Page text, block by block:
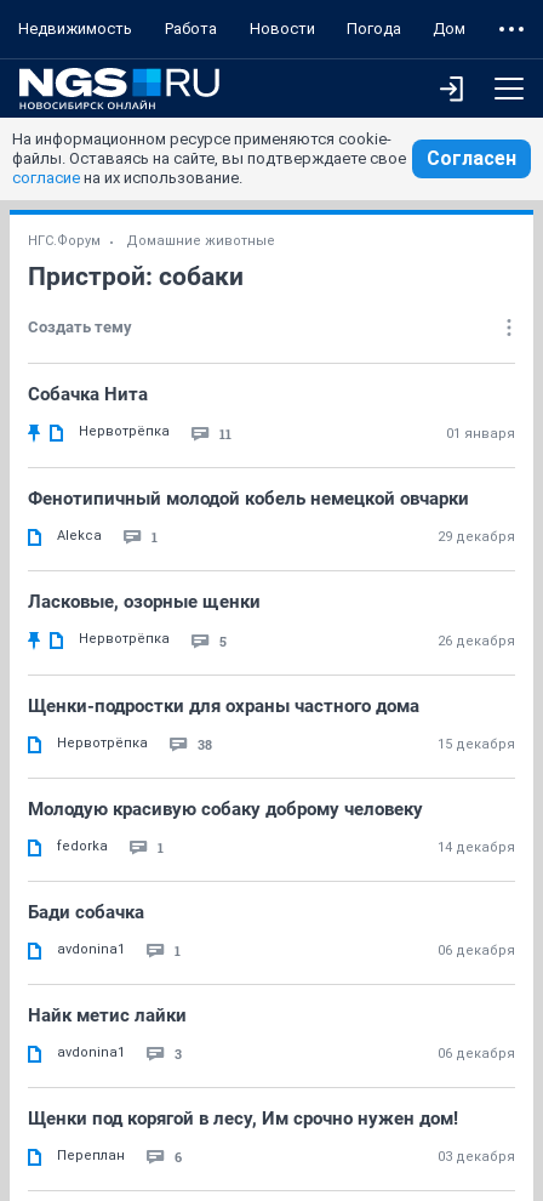
Недвижимость Работа Новости Погода Дом
На информационном ресурсе применяются cookie-
файлы. Оставаясь на сайте, вы подтверждаете свое
согласие на их использование.
Согласен
НГС.Форум Домашние животные
Пристрой: собаки
Создать тему
Собачка Нита
Нервотрёпка 11 01 января
Фенотипичный молодой кобель немецкой овчарки
Alekca 1 29 декабря
Ласковые, озорные щенки
Нервотрёпка 5 26 декабря
Щенки-подростки для охраны частного дома
Нервотрёпка 38 15 декабря
Молодую красивую собаку доброму человеку
fedorka 1 14 декабря
Бади собачка
avdonina1 1 06 декабря
Найк метис лайки
avdonina1 3 06 декабря
Щенки под корягой в лесу, Им срочно нужен дом!
Переплан 6 03 декабря